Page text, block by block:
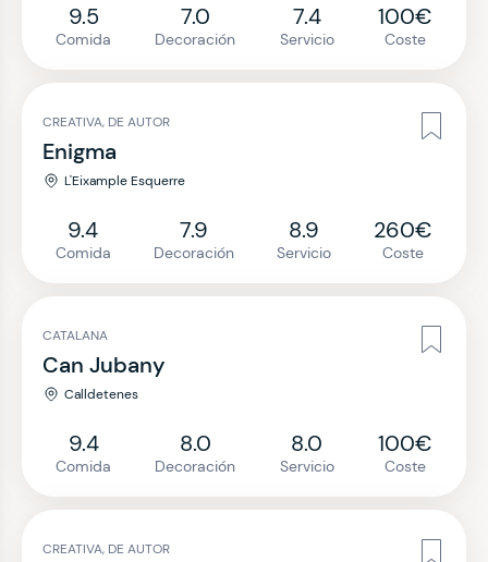
9.5
Comida
7.0
Decoración
7.4
Servicio
100€
Coste
CREATIVA, DE AUTOR
Enigma
L'Eixample Esquerre
9.4
Comida
7.9
Decoración
8.9
Servicio
260€
Coste
CATALANA
Can Jubany
Calldetenes
9.4
Comida
8.0
Decoración
8.0
Servicio
100€
Coste
CREATIVA, DE AUTOR